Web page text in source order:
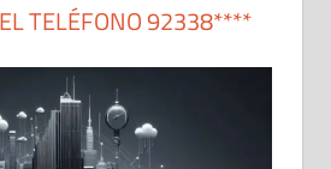
TELÉFONO 92338****